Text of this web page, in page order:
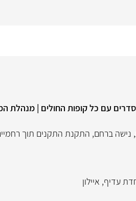
הסדרים עם כל קופות החולים | מנהלת
, נישה ברחם, התקנת התקנים תוך
עדיף, איילון